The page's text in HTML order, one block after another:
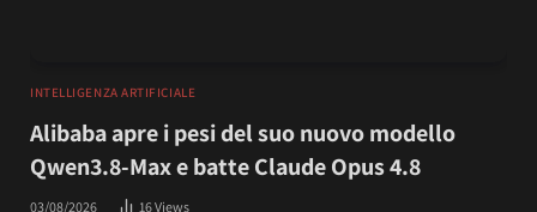
INTELLIGENZA ARTIFICIALE
Alibaba apre i pesi del suo nuovo modello
Qwen3.8-Max e batte Claude Opus 4.8
03/08/2026 16Views